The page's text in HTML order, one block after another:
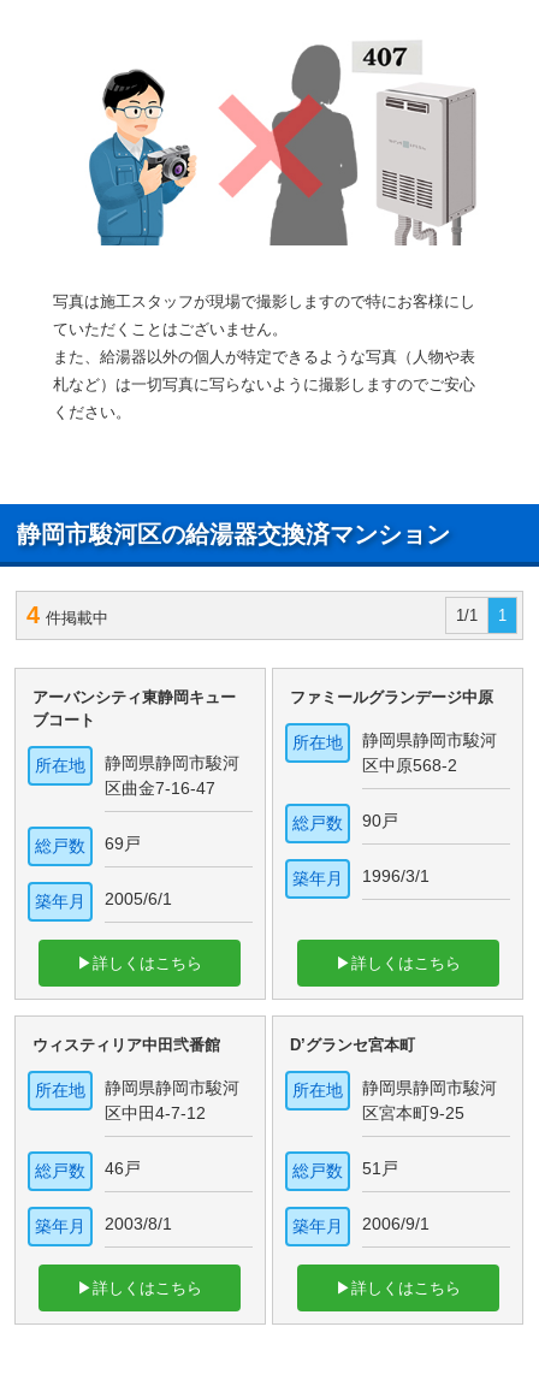
写真は施工スタッフが現場で撮影しますので特にお客様にし
ていただくことはございません。
また、給湯器以外の個人が特定できるような写真（人物や表
札など）は一切写真に写らないように撮影しますのでご安心
ください。
静岡市駿河区の給湯器交換済マンション
4 件掲載中 1/1 1
アーバンシティ東静岡キュー
ブコート
所在地
静岡県静岡市駿河
区曲金7-16-47
総戸数 69戸
築年月 2005/6/1
▶詳しくはこちら
ファミールグランデージ中原
所在地
静岡県静岡市駿河
区中原568-2
総戸数 90戸
築年月 1996/3/1
▶詳しくはこちら
ウィスティリア中田弐番館
所在地
静岡県静岡市駿河
区中田4-7-12
総戸数 46戸
築年月 2003/8/1
▶詳しくはこちら
D’グランセ宮本町
所在地
静岡県静岡市駿河
区宮本町9-25
総戸数 51戸
築年月 2006/9/1
▶詳しくはこちら